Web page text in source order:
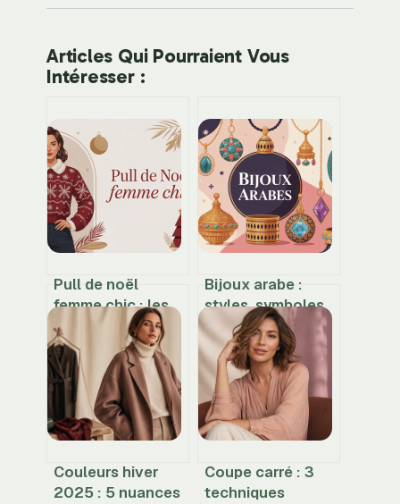
Articles Qui Pourraient Vous
Intéresser :
Pull de noël
femme chic : les
codes pour un
look festif élégant
Bijoux arabe :
styles, symboles
et conseils pour
bien les choisir
Couleurs hiver
2025 : 5 nuances
Coupe carré : 3
techniques